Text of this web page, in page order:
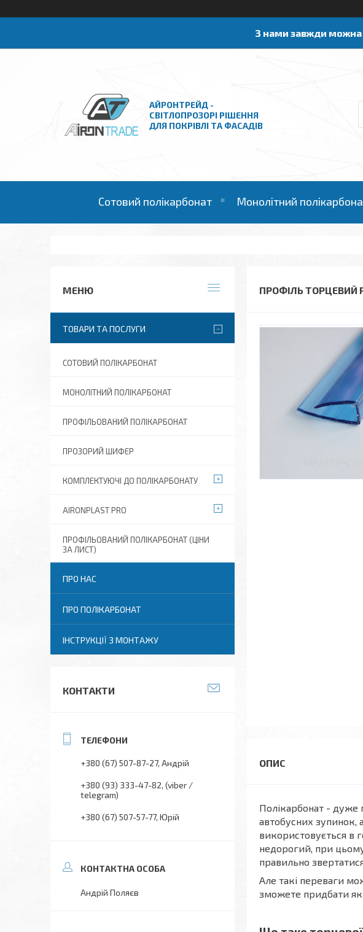
З нами завжди
АЙРОНТРЕЙД -
СВІТЛОПРОЗОРІ РІШЕННЯ
ДЛЯ ПОКРІВЛІ ТА ФАСАДІВ
Сотовий полікарбонат Монолітний
ПРОФІЛЬ ТОРЦЕВИЙ
Полікарбонат - дуже
автобусних зупинок,
використовується в
недорогий, при
правильно
Але такі переваги
зможете придбати
ТОВАРИ ТА ПОСЛУГИ
СОТОВИЙ ПОЛІКАРБОНАТ
МОНОЛІТНИЙ ПОЛІКАРБОНАТ
ПРОФІЛЬОВАНИЙ ПОЛІКАРБОНАТ
ПРОЗОРИЙ ШИФЕР
КОМПЛЕКТУЮЧІ ДО ПОЛІКАРБОНАТУ
AIRONPLAST PRO
ПРОФІЛЬОВАНИЙ ПОЛІКАРБОНАТ (ЦІНИ
ЗА ЛИСТ)
ПРО НАС
ПРО ПОЛІКАРБОНАТ
ІНСТРУКЦІЇ З МОНТАЖУ
КОНТАКТИ
+380 (67) 507-87-27 Андрій
+380 (93) 333-47-82 (viber /
telegram)
+380 (67) 507-57-77 Юрій
Андрій Поляєв